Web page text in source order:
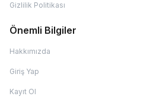
Gizlilik Politikası
Önemli Bilgiler
Hakkımızda
Giriş Yap
Kayıt Ol